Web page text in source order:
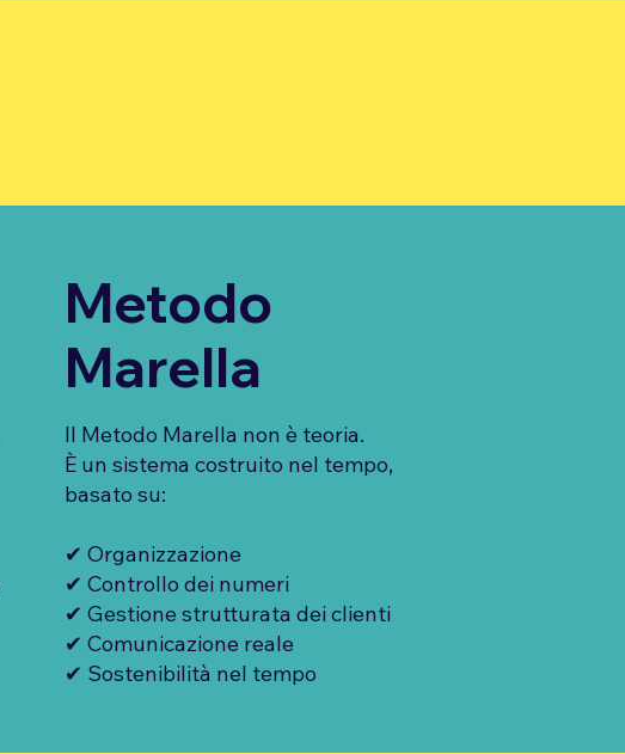
Metodo
Marella
Il Metodo Marella non è teoria.
È un sistema costruito nel tempo,
basato su:
✔ Organizzazione
✔ Controllo dei numeri
✔ Gestione strutturata dei clienti
✔ Comunicazione reale
✔ Sostenibilità nel tempo